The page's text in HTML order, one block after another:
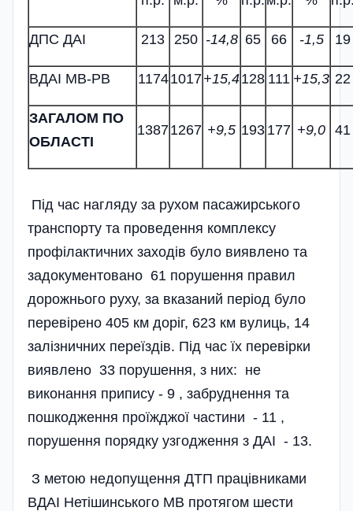
ДПС ДАІ 213 250 -14,8 65 66 -1,5 19
ВДАІ МВ-РВ 11741017+15,4128 111 +15,3 22
ЗАГАЛОМ ПО
ОБЛАСТІ
13871267 +9,5 193 177 +9,0 41
Під час нагляду за рухом пасажирського
транспорту та проведення комплексу
профілактичних заходів було виявлено та
задокументовано 61 порушення правил
дорожнього руху, за вказаний період було
перевірено 405 км доріг, 623 км вулиць, 14
залізничних переїздів. Під час їх перевірки
виявлено 33 порушення, з них: не
виконання припису - 9 , забруднення та
пошкодження проїжджої частини - 11 ,
порушення порядку узгодження з ДАІ - 13.
З метою недопущення ДТП праці­вниками
ВДАІ Нетішинського МВ протягом шести